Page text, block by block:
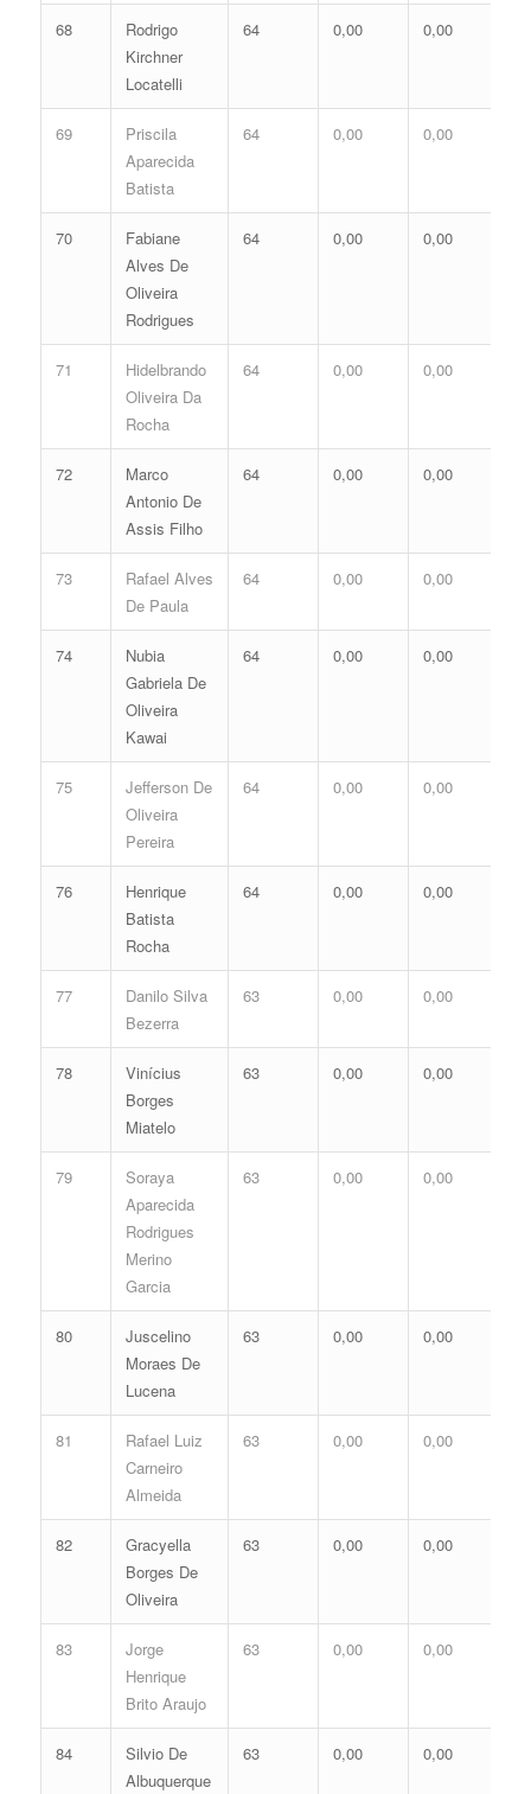
68
Rodrigo
Kirchner
Locatelli
64 0,00 0,00
69
Priscila
Aparecida
Batista
64 0,00 0,00
70
Fabiane
Alves De
Oliveira
Rodrigues
64 0,00 0,00
71
Hidelbrando
Oliveira Da
Rocha
64 0,00 0,00
72
Marco
Antonio De
Assis Filho
64 0,00 0,00
73
Rafael Alves
De Paula
64 0,00 0,00
74
Nubia
Gabriela De
Oliveira
Kawai
64 0,00 0,00
75
Jefferson De
Oliveira
Pereira
64 0,00 0,00
76
Henrique
Batista
Rocha
64 0,00 0,00
77
Danilo Silva
Bezerra
63 0,00 0,00
78
Vinícius
Borges
Miatelo
63 0,00 0,00
79
Soraya
Aparecida
Rodrigues
Merino
Garcia
63 0,00 0,00
80
Juscelino
Moraes De
Lucena
63 0,00 0,00
81
Rafael Luiz
Carneiro
Almeida
63 0,00 0,00
82
Gracyella
Borges De
Oliveira
63 0,00 0,00
83
Jorge
Henrique
Brito Araujo
63 0,00 0,00
84
Silvio De
Albuquerque
63 0,00 0,00